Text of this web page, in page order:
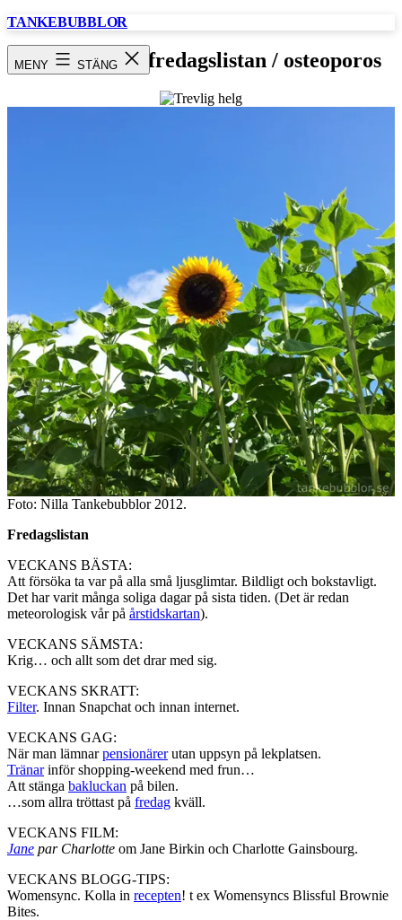
Hoppa
TANKEBUBBLOR
MENY STÄNG
Trevlig helg / fredagslistan / osteoporos
Foto: Nilla Tankebubblor 2012.
Fredagslistan
VECKANS BÄSTA:
Att försöka ta var på alla små ljusglimtar. Bildligt och bokstavligt.
Det har varit många soliga dagar på sista tiden. (Det är redan
meteorologisk vår på årstidskartan).
VECKANS SÄMSTA:
Krig… och allt som det drar med sig.
VECKANS SKRATT:
Filter. Innan Snapchat och innan internet.
VECKANS GAG:
När man lämnarpensionärerutan uppsyn på lekplatsen.
Tränarinför shopping-weekend med frun…
Att stänga bakluckan på bilen.
…som allra tröttast på fredag kväll.
VECKANS FILM:
Jane par Charlotte om Jane Birkin och Charlotte Gainsbourg.
VECKANS BLOGG-TIPS:
Womensync. Kolla in recepten! t ex Womensyncs Blissful Brownie
Bites.